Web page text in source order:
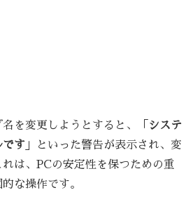
を変更しようとすると、「 システ
です 」といった警告が表示され、変
は、PCの安定性を保つための重
な操作です。